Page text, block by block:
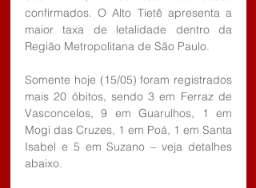
confirmados. O Alto Tietê apresenta a
maior taxa de letalidade dentro da
Região Metropolitana de São Paulo.
Somente hoje (15/05) foram registrados
mais 20 óbitos, sendo 3 em Ferraz de
Vasconcelos, 9 em Guarulhos, 1 em
Mogi das Cruzes, 1 em Poá, 1 em Santa
Isabel e 5 em Suzano – veja detalhes
abaixo.